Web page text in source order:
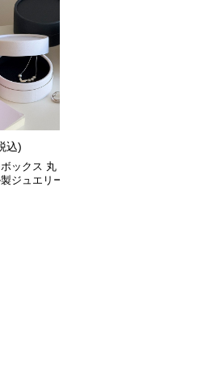
込)
ックス 丸
ジュエリー